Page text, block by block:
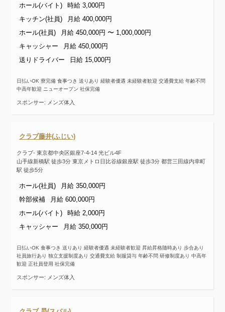
ホール(バイト)
時給 3,000円
キッチン(社員)
月給 400,000円
ホール(社員)
月給 450,000円 〜 1,000,000円
キャッシャー
月給 450,000円
送りドライバー
日給 15,000円
日払いOK 寮完備 食事つき 送りあり 経験者優遇 未経験者歓迎 交通費支給 年齢不問
中高年歓迎 ニューオープン 社保完備
スポンサー: メンズ体入
クラブ藤井(ふじい)
クラブ- 東京都中央区銀座7-4-14 光ビル4F
山手線新橋駅 徒歩3分 東京メトロ日比谷線銀座駅 徒歩3分 都営三田線内幸町
駅 徒歩5分
ホール(社員)
月給 350,000円
幹部候補
月給 600,000円
ホール(バイト)
時給 2,000円
キャッシャー
月給 350,000円
日払いOK 食事つき 送りあり 経験者優遇 未経験者歓迎 昇給昇格随時あり 歩合あり
社員旅行あり 独立支援制度あり 交通費支給 制服貸与 年齢不問 研修制度あり 中高年
歓迎 正社員登用 社保完備
スポンサー: メンズ体入